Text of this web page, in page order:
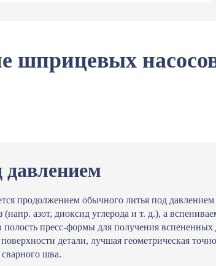
шприцевых
продолжением обычного литья под
азот, диоксид углерода и т. д.), а
полость пресс-формы для получения
детали, лучшая геометрическая
шва.